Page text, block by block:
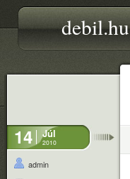
debil.hu
14 Júl
2010
admin